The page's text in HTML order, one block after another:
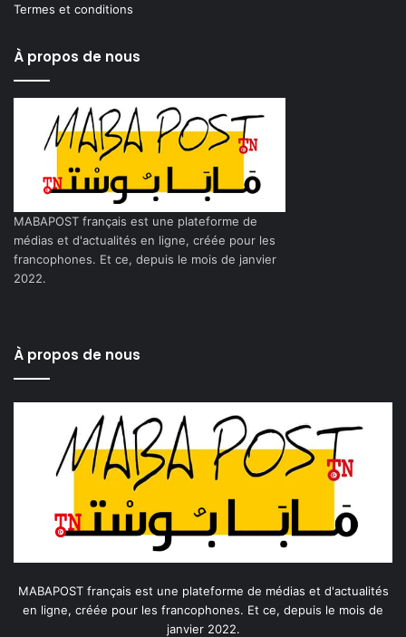
Termes et conditions
À propos de nous
MABAPOST français est une plateforme de
médias et d'actualités en ligne, créée pour les
francophones. Et ce, depuis le mois de janvier
2022.
À propos de nous
MABAPOST français est une plateforme de médias et d'actualités
en ligne, créée pour les francophones. Et ce, depuis le mois de
janvier 2022.